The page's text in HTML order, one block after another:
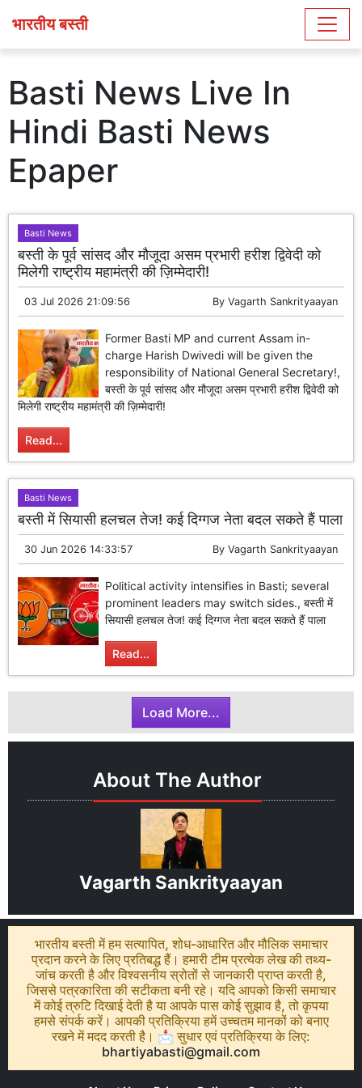
भारतीय बस्ती
Basti News Live In
Hindi Basti News
Epaper
Basti News
बस्ती के पूर्व सांसद और मौजूदा असम प्रभारी हरीश द्विवेदी को
मिलेगी राष्ट्रीय महामंत्री की ज़िम्मेदारी!
03 Jul 2026 21:09:56 By Vagarth Sankrityaayan
Former Basti MP and current Assam in-
charge Harish Dwivedi will be given the
responsibility of National General Secretary!,
बस्ती के पूर्व सांसद और मौजूदा असम प्रभारी हरीश द्विवेदी को
मिलेगी राष्ट्रीय महामंत्री की ज़िम्मेदारी!
Read...
Basti News
बस्ती में सियासी हलचल तेज! कई दिग्गज नेता बदल सकते हैं पाला
30 Jun 2026 14:33:57 By Vagarth Sankrityaayan
Political activity intensifies in Basti; several
prominent leaders may switch sides., बस्ती में
सियासी हलचल तेज! कई दिग्गज नेता बदल सकते हैं पाला
Read...
Load More...
About The Author
Vagarth Sankrityaayan
भारतीय बस्ती में हम सत्यापित, शोध-आधारित और मौलिक समाचार
प्रदान करने के लिए प्रतिबद्ध हैं। हमारी टीम प्रत्येक लेख की तथ्य-
जांच करती है और विश्वसनीय स्रोतों से जानकारी प्राप्त करती है,
जिससे पत्रकारिता की सटीकता बनी रहे। यदि आपको किसी समाचार
में कोई त्रुटि दिखाई देती है या आपके पास कोई सुझाव है, तो कृपया
हमसे संपर्क करें। आपकी प्रतिक्रिया हमें उच्चतम मानकों को बनाए
रखने में मदद करती है। 📩 सुधार एवं प्रतिक्रिया के लिए:
bhartiyabasti@gmail.com